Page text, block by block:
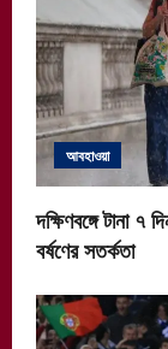
আবহাওয়া
দক্ষিণবঙ্গে টানা ৭
বর্ষণের সতর্কতা